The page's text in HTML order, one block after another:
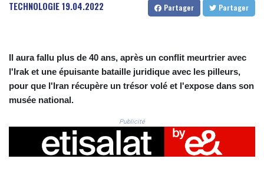
CRC 523.993489
CUC 1.156136
CZK 24.258158
DJF 205.267449
DKK 7.477932
EGP 57.380687
ERN 17.342035
ETB 186.049588
FJD 2.553384
TECHNOLOGIE19.04.2022 Partager Partager
Il aura fallu plus de 40 ans, après un conflit meurtrier avec
l'Irak et une épuisante bataille juridique avec les pilleurs,
pour que l'Iran récupère un trésor volé et l'expose dans son
musée national.
Publicité